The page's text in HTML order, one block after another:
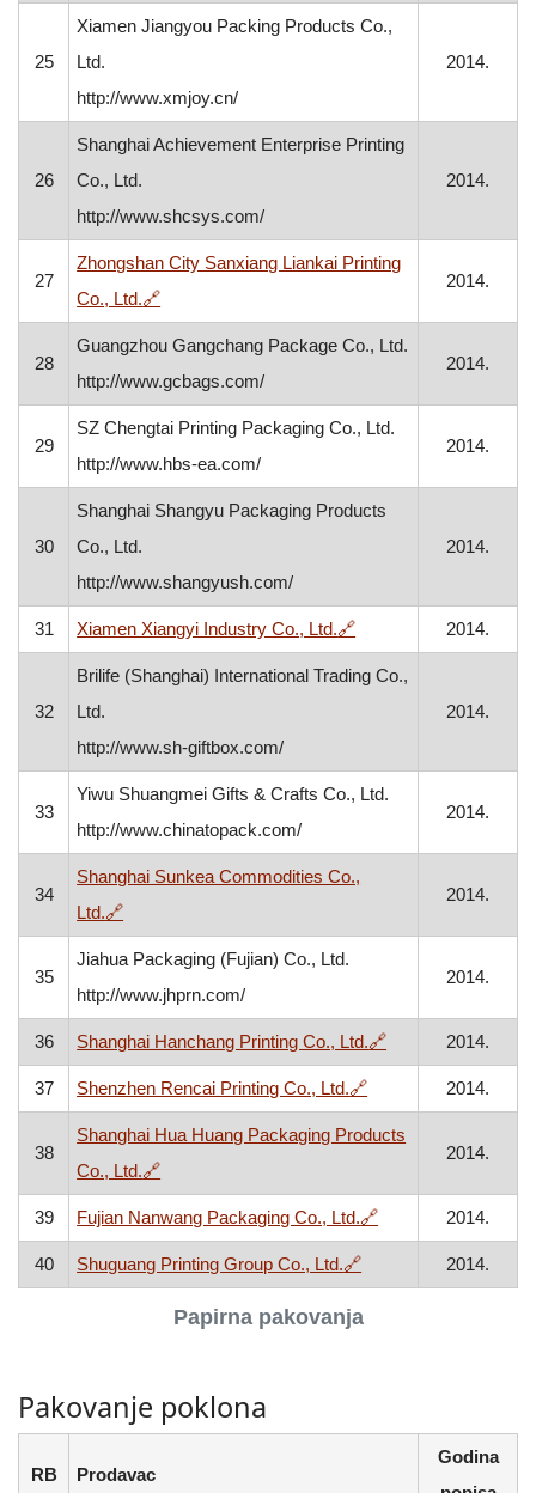
Papirna pakovanja
25
Xiamen Jiangyou Packing Products Co.,
Ltd.
http://www.xmjoy.cn/
2014.
26
Shanghai Achievement Enterprise Printing
Co., Ltd.
http://www.shcsys.com/
2014.
27
Zhongshan City Sanxiang Liankai Printing
Co., Ltd.🔗, otvara se u novom prozoru
2014.
28
Guangzhou Gangchang Package Co., Ltd.
http://www.gcbags.com/
2014.
29
SZ Chengtai Printing Packaging Co., Ltd.
http://www.hbs-ea.com/
2014.
30
Shanghai Shangyu Packaging Products
Co., Ltd.
http://www.shangyush.com/
2014.
31 Xiamen Xiangyi Industry Co., Ltd.🔗, otvara se u novom
2014.
32
Brilife (Shanghai) International Trading Co.,
Ltd.
http://www.sh-giftbox.com/
2014.
33
Yiwu Shuangmei Gifts & Crafts Co., Ltd.
http://www.chinatopack.com/
2014.
34
Shanghai Sunkea Commodities Co.,
Ltd.🔗, otvara se u novom prozoru
2014.
35
Jiahua Packaging (Fujian) Co., Ltd.
http://www.jhprn.com/
2014.
36 Shanghai Hanchang Printing Co., Ltd.🔗, otvara se u
2014.
37 Shenzhen Rencai Printing Co., Ltd.🔗, otvara se u novom
2014.
38
Shanghai Hua Huang Packaging Products
Co., Ltd.🔗, otvara se u novom prozoru
2014.
39 Fujian Nanwang Packaging Co., Ltd.🔗, otvara se u
2014.
40 Shuguang Printing Group Co., Ltd.🔗, otvara se u novom
2014.
Pakovanje poklona
RB Prodavac
Godina